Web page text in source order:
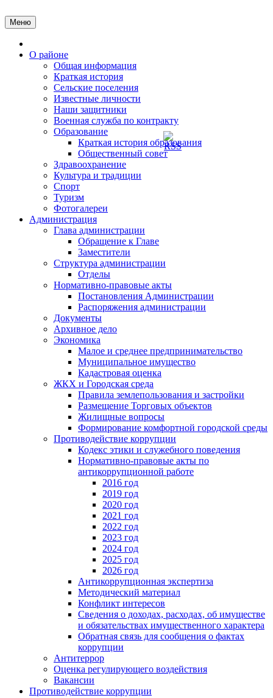
к
содержимому
Меню
О районе
Общая информация
Краткая история
Сельские поселения
Известные личности
Наши защитники
Военная служба по контракту
Образование
Краткая история образования
Общественный совет
Здравоохранение
Культура и традиции
Спорт
Туризм
Фотогалереи
Администрация
Глава администрации
Обращение к Главе
Заместители
Структура администрации
Отделы
Нормативно-правовые акты
Постановления Администрации
Распоряжения администрации
Документы
Архивное дело
Экономика
Малое и среднее предпринимательство
Муниципальное имущество
Кадастровая оценка
ЖКХ и Городская среда
Правила землепользования и застройки
Размещение Торговых объектов
Жилищные вопросы
Формирование комфортной городской среды
Противодействие коррупции
Кодекс этики и служебного поведения
Нормативно-правовые акты по
антикоррупционной работе
2016 год
2019 год
2020 год
2021 год
2022 год
2023 год
2024 год
2025 год
2026 год
Антикоррупционная экспертиза
Методический материал
Конфликт интересов
Сведения о доходах, расходах, об имуществе
и обязательствах имущественного характера
Обратная связь для сообщения о фактах
коррупции
Антитеррор
Оценка регулирующего воздействия
Вакансии
Противодействие коррупции